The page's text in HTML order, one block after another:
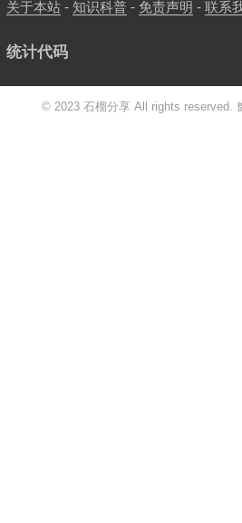
关于本站- 知识科普- 免责声明 - 联系
统计代码
© 2023 石榴分享 All rights reserved.